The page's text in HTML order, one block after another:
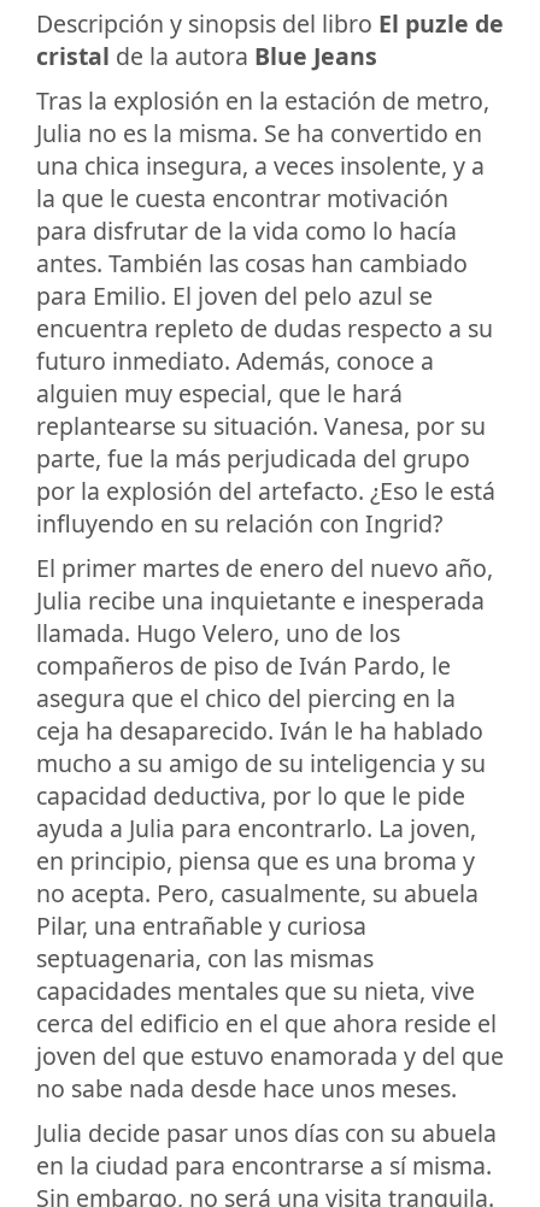
Descripción y sinopsis del libro El puzle de
cristal de la autora Blue Jeans
Tras la explosión en la estación de metro,
Julia no es la misma. Se ha convertido en
una chica insegura, a veces insolente, y a
la que le cuesta encontrar motivación
para disfrutar de la vida como lo hacía
antes. También las cosas han cambiado
para Emilio. El joven del pelo azul se
encuentra repleto de dudas respecto a su
futuro inmediato. Además, conoce a
alguien muy especial, que le hará
replantearse su situación. Vanesa, por su
parte, fue la más perjudicada del grupo
por la explosión del artefacto. ¿Eso le está
influyendo en su relación con Ingrid?
El primer martes de enero del nuevo año,
Julia recibe una inquietante e inesperada
llamada. Hugo Velero, uno de los
compañeros de piso de Iván Pardo, le
asegura que el chico del piercing en la
ceja ha desaparecido. Iván le ha hablado
mucho a su amigo de su inteligencia y su
capacidad deductiva, por lo que le pide
ayuda a Julia para encontrarlo. La joven,
en principio, piensa que es una broma y
no acepta. Pero, casualmente, su abuela
Pilar, una entrañable y curiosa
septuagenaria, con las mismas
capacidades mentales que su nieta, vive
cerca del edificio en el que ahora reside el
joven del que estuvo enamorada y del que
no sabe nada desde hace unos meses.
Julia decide pasar unos días con su abuela
en la ciudad para encontrarse a sí misma.
Sin embargo, no será una visita tranquila.